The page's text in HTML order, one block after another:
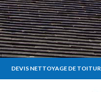
DEVIS NETTOYAGE DE